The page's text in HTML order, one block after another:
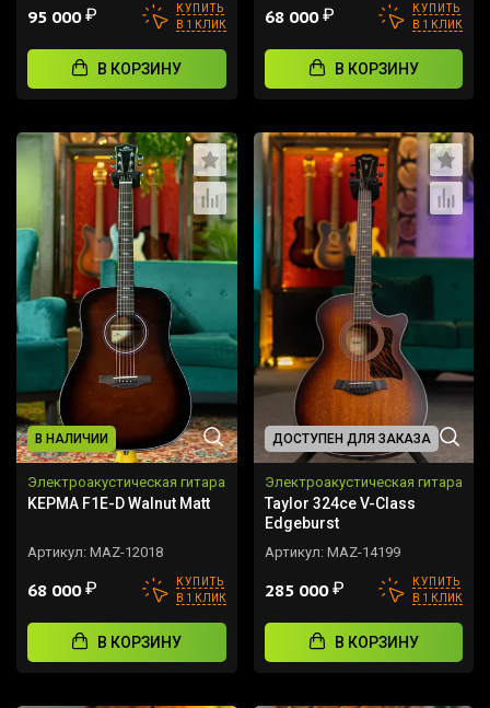
95 000₽
КУПИТЬ
В 1 КЛИК
В КОРЗИНУ
68 000₽
КУПИТЬ
В 1 КЛИК
В КОРЗИНУ
В НАЛИЧИИ
Электроакустическая гитара
KEPMA F1E-D Walnut Matt
Артикул: MAZ-12018
68 000₽
КУПИТЬ
В 1 КЛИК
В КОРЗИНУ
ДОСТУПЕН ДЛЯ ЗАКАЗА
Электроакустическая гитара
Taylor 324ce V-Class
Edgeburst
Артикул: MAZ-14199
285 000₽
КУПИТЬ
В 1 КЛИК
В КОРЗИНУ